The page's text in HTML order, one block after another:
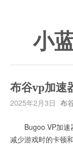
小
布谷vp加速
2025年2月3日 布
Bugoo VP加速
减少游戏时的卡顿